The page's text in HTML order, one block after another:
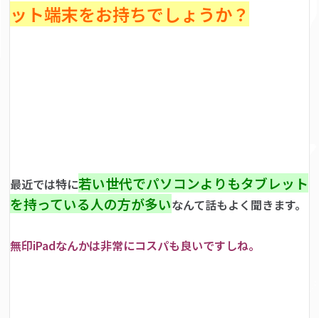
ット端末をお持ちでしょうか？
最近では特に若い世代でパソコンよりもタブレット
を持っている人の方が多いなんて話もよく聞きます。
無印iPadなんかは非常にコスパも良いですしね。